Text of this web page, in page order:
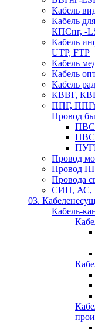
Кабель
Кабель
КПСнг, -
Кабель
UTP, FTP
Кабель
Кабель
Кабель
КВВГ,
ППГ,
Провод
ПВС
Провод
Провод
Провода
СИП, АС,
03.
Кабель-